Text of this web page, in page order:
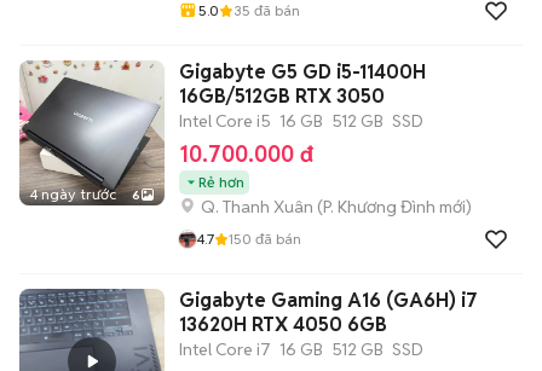
5.0 35 đã bán
4 ngày trước 6
Gigabyte G5 GD i5-11400H
16GB/512GB RTX 3050
Intel Core i5 16 GB 512 GB SSD
10.700.000 đ
Rẻ hơn
Q. Thanh Xuân (P. Khương Đình mới)
4.7 150 đã bán
Gigabyte Gaming A16 (GA6H) i7
13620H RTX 4050 6GB
Intel Core i7 16 GB 512 GB SSD